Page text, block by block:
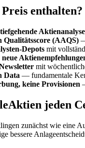
enthalten?
Qualitätsscore (AAQS)
Depots mit
mit
Data — fundamentale
keine Provisionen
jeden
zunächst wie eine
bessere